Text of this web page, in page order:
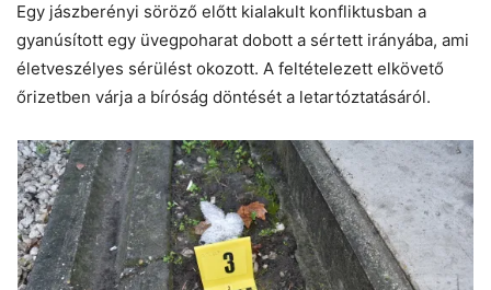
Egy jászberényi söröző előtt kialakult konfliktusban a
gyanúsított egy üvegpoharat dobott a sértett irányába, ami
életveszélyes sérülést okozott. A feltételezett elkövető
őrizetben várja a bíróság döntését a letartóztatásáról.